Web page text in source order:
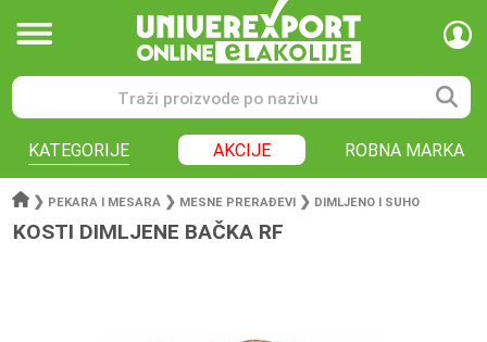
KATEGORIJE AKCIJE ROBNA MARKA
❯ PEKARA I MESARA ❯ MESNE PRERAĐEVI ❯ DIMLJENO I SUHO
KOSTI DIMLJENE BAČKA RF